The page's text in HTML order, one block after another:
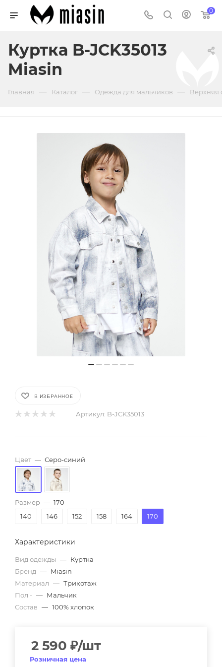
0
Куртка B-JCK35013
Miasin
Главная Каталог Одежда для мальчиков Верхняя
В ИЗБРАННОЕ
Артикул: B-JCK35013
Цвет — Серо-синий
Размер — 170
140
146 152 158 164 170
Характеристики
Вид одежды — Куртка
Бренд — Miasin
Материал — Трикотаж
Пол - — Мальчик
Состав — 100% хлопок
2 590 ₽/шт
Розничная цена